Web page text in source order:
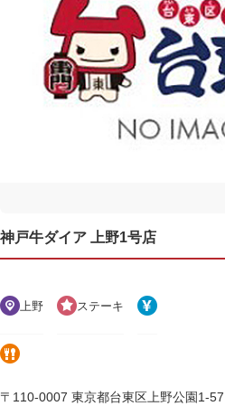
神戸牛ダイア 上野1号店
上野 ステーキ
〒110-0007 東京都台東区上野公園1-